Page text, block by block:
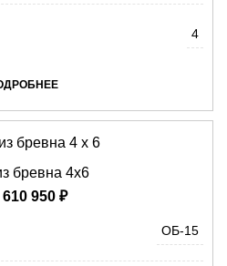
4
бревна 4х6
610 950 ₽
ОБ-15